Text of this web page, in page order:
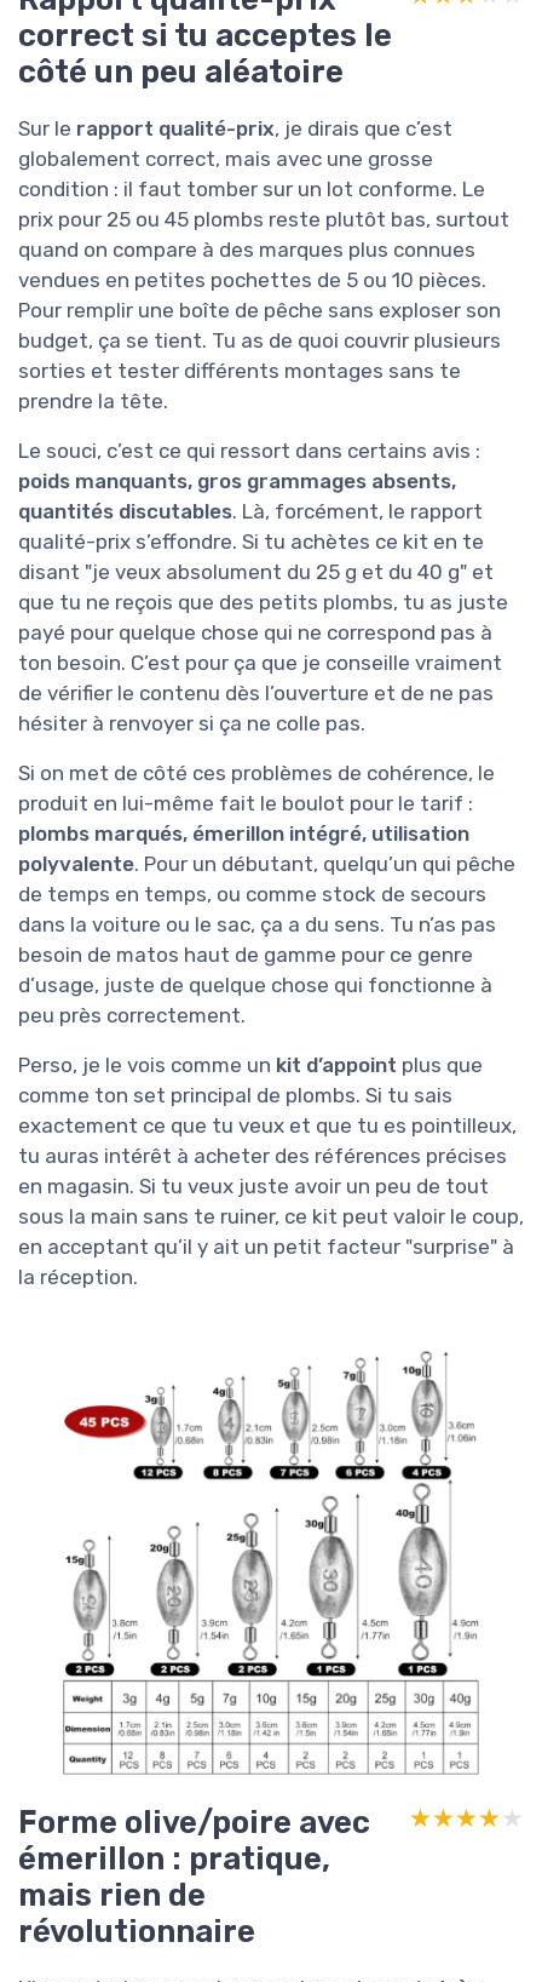
correct si tu acceptes le
côté un peu aléatoire
Sur le rapport qualité-prix, je dirais que c’est
globalement correct, mais avec une grosse
condition : il faut tomber sur un lot conforme. Le
prix pour 25 ou 45 plombs reste plutôt bas, surtout
quand on compare à des marques plus connues
vendues en petites pochettes de 5 ou 10 pièces.
Pour remplir une boîte de pêche sans exploser son
budget, ça se tient. Tu as de quoi couvrir plusieurs
sorties et tester différents montages sans te
prendre la tête.
Le souci, c’est ce qui ressort dans certains avis :
poids manquants, gros grammages absents,
quantités discutables. Là, forcément, le rapport
qualité-prix s’effondre. Si tu achètes ce kit en te
disant "je veux absolument du 25 g et du 40 g" et
que tu ne reçois que des petits plombs, tu as juste
payé pour quelque chose qui ne correspond pas à
ton besoin. C’est pour ça que je conseille vraiment
de vérifier le contenu dès l’ouverture et de ne pas
hésiter à renvoyer si ça ne colle pas.
Si on met de côté ces problèmes de cohérence, le
produit en lui-même fait le boulot pour le tarif :
plombs marqués, émerillon intégré, utilisation
polyvalente. Pour un débutant, quelqu’un qui pêche
de temps en temps, ou comme stock de secours
dans la voiture ou le sac, ça a du sens. Tu n’as pas
besoin de matos haut de gamme pour ce genre
d’usage, juste de quelque chose qui fonctionne à
peu près correctement.
Perso, je le vois comme un kit d’appoint plus que
comme ton set principal de plombs. Si tu sais
exactement ce que tu veux et que tu es pointilleux,
tu auras intérêt à acheter des références précises
en magasin. Si tu veux juste avoir un peu de tout
sous la main sans te ruiner, ce kit peut valoir le coup,
en acceptant qu’il y ait un petit facteur "surprise" à
la réception.
Forme olive/poire avec
émerillon : pratique,
mais rien de
révolutionnaire
★★★★★
★★★★★